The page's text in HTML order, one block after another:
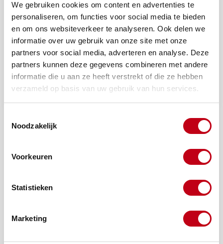
We gebruiken cookies om content en advertenties te
personaliseren, om functies voor social media te bieden
en om ons websiteverkeer te analyseren. Ook delen we
informatie over uw gebruik van onze site met onze
partners voor social media, adverteren en analyse. Deze
partners kunnen deze gegevens combineren met andere
informatie die u aan ze heeft verstrekt of die ze hebben
verzameld op basis van uw gebruik van hun services.
Noodzakelijk
Voorkeuren
Statistieken
Marketing
Offerte aanvragen